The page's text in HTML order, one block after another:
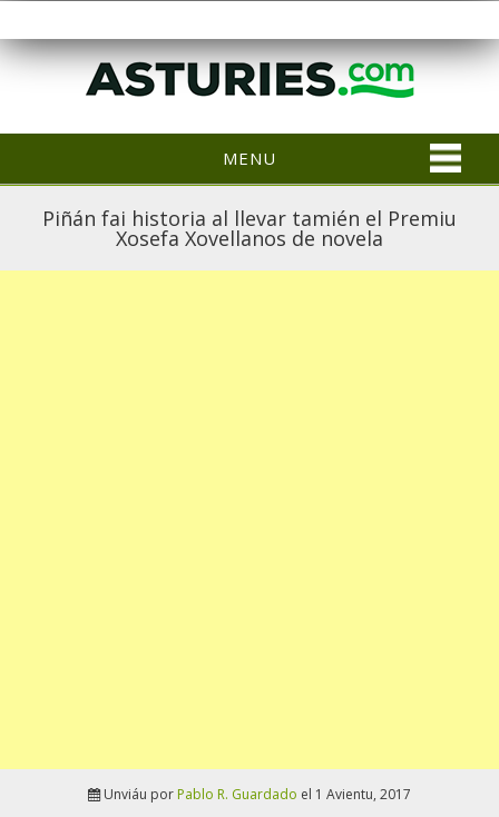
MENU
Piñán fai historia al llevar tamién el Premiu
Xosefa Xovellanos de novela
Unviáu por Pablo R. Guardado el 1 Avientu, 2017